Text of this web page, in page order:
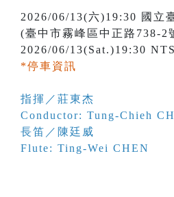
2026/06/13(六)19:30 國立
(臺中市霧峰區中正路738-2
2026/06/13(Sat.)19:30
*停車資訊
指揮／莊東杰
Conductor: Tung-Chieh
長笛／陳廷威
Flute: Ting-Wei CHEN